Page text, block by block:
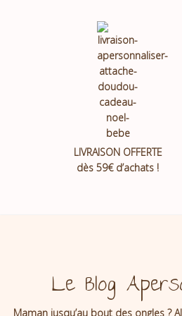
LIVRAISON OFFERTE
dès 59€ d’achats !
Le Blog
Maman jusqu’au bout des ongles ?